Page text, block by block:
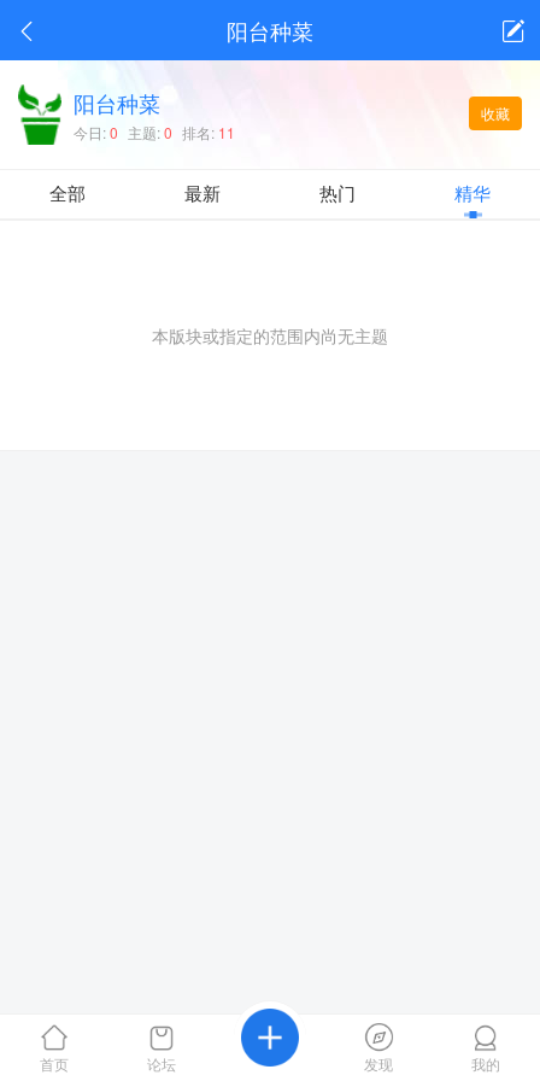
阳台种菜
收藏
阳台种菜
今日:0 主题:0 排名: 11
全部 最新 热门 精华
本版块或指定的范围内尚无主题
首页 论坛 发现 我的